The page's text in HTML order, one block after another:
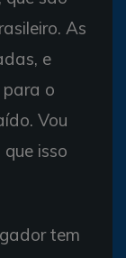
As
e
o
Vou
isso
tem